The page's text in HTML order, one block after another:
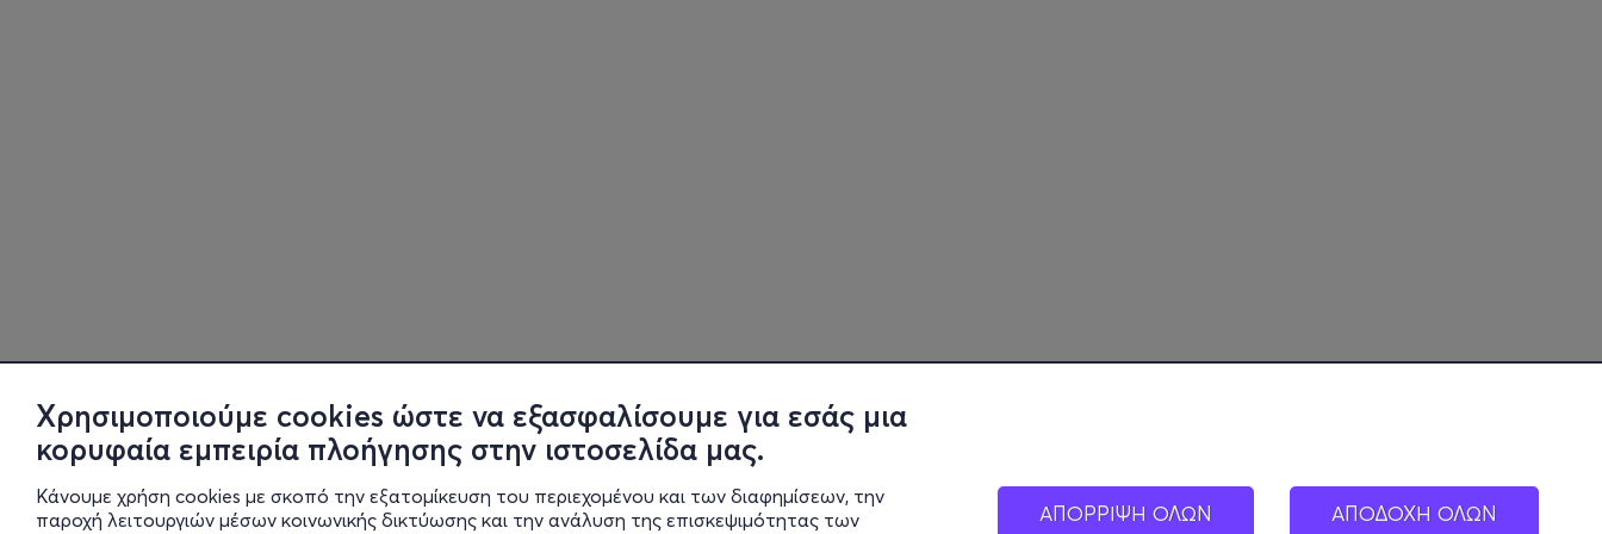
Χρησιμοποιούμε cookies ώστε να εξασφαλίσουμε για εσάς μια
κορυφαία εμπειρία πλοήγησης στην ιστοσελίδα μας.
Κάνουμε χρήση cookies με σκοπό την εξατομίκευση του περιεχομένου και των διαφημίσεων, την
παροχή λειτουργιών μέσων κοινωνικής δικτύωσης και την ανάλυση της επισκεψιμότητας των
ΑΠΟΡΡΙΨΗ ΟΛΩΝ ΑΠΟΔΟΧΗ ΟΛΩΝ